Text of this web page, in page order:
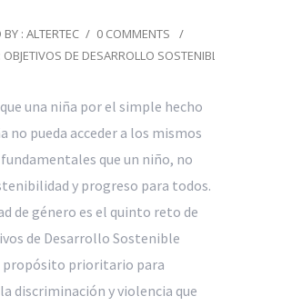
: ALTERTEC / 0 COMMENTS
/
OBJETIVOS DE DESARROLLO SOSTENIBLE
una niña por el simple hecho
no pueda acceder a los mismos
que un niño, no
y progreso para todos.
de género es el quinto reto de
de Desarrollo Sostenible
propósito prioritario para
discriminación y violencia que